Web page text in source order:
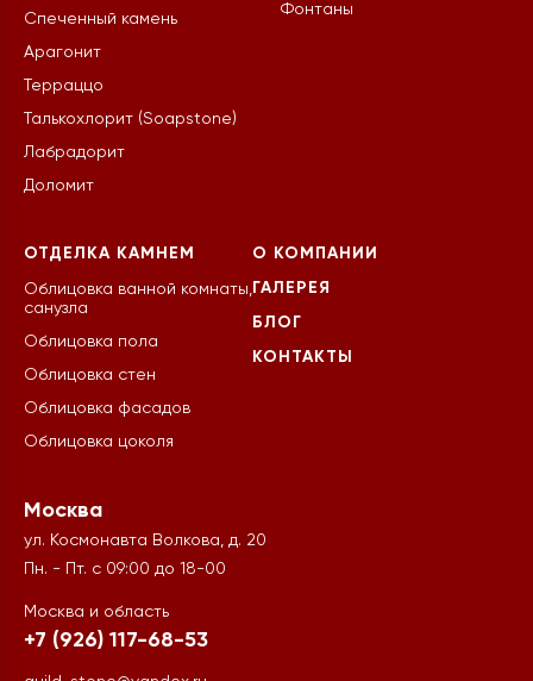
Спеченный камень
Арагонит
Терраццо
Талькохлорит (Soapstone)
Лабрадорит
Доломит
Фонтаны
ОТДЕЛКА КАМНЕМ
Облицовка ванной комнаты,
санузла
Облицовка пола
Облицовка стен
Облицовка фасадов
Облицовка цоколя
О КОМПАНИИ
ГАЛЕРЕЯ
БЛОГ
КОНТАКТЫ
Москва
ул. Космонавта Волкова, д. 20
Пн. - Пт. с 09:00 до 18-00
Москва и область
+7 (926) 117-68-53